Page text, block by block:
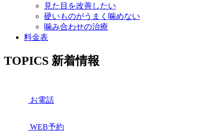
見た目を改善したい
硬いものがうまく噛めない
噛み合わせの治療
料金表
TOPICS 新着情報
お電話
WEB予約